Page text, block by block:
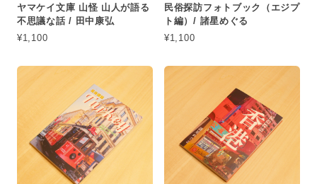
ヤマケイ文庫 山怪 山人が語る
不思議な話 / 田中康弘
¥1,100
民俗探訪フォトブック（エジプ
ト編）/ 諸星めぐる
¥1,100